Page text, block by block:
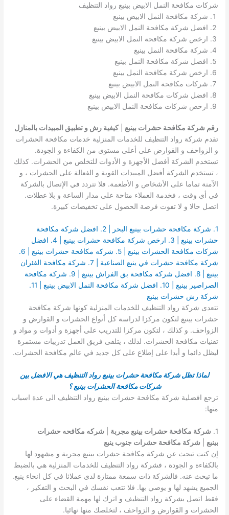
شركات مكافحة النمل الابيض بينبع رواد التنظيف
شركة مكافحة النمل الابيض بينبع
افضل شركة مكافحة النمل الابيض بينبع
ارخص شركة مكافحة النمل الابيض بينبع
شركة مكافحة النمل بينبع
افضل شركة مكافحة النمل بينبع
ارخص شركة مكافحة النمل بينبع
شركات مكافحة النمل الابيض بينبع
افضل شركات مكافحة النمل الابيض بينبع
ارخص شركات مكافحة النمل الابيض بينبع
رقم شركة مكافحة حشرات بينبع |كيفية رش و تطبيق المبيدات بالمنازل
تقدم شركة رواد التنظيف للخدمات المنزلية خدمات مكافحة الحشرات
و الزواحف و القوارض على أعلى مستوى من الكفاءة و الجودة.
تستخدم الشركة أفضل الأجهزة و الأدوات للتخلص من الحشرات. كذلك
، تستخدم الشركة أفضل المبيدات القوية و الفعالة على الحشرات ، و
الآمنة تماما على الأشخاص و الأطعمة. فلا تتردد في الإتصال بالشركة
في أي وقت ، فخدمة العملاء متاحة على مدار الساعة و بلا عطلات.
اتصل حالا و لا تفوت فرصة الحصول على تخفيضات كبيرة.
1. شركة مكافحة حشرات بينبع البحر | 2. افضل شركة مكافحة
حشرات بينبع | 3. ارخص شركة مكافحة حشرات بينبع | 4. افضل
شركات مكافحة الحشرات بينبع | 5. شركه مكافحة حشرات بينبع | 6.
شركة مكافحة حشرات في ينبع الصناعية | 7. شركة مكافحة الفئران
بينبع | 8. افضل شركة مكافحة بق الفراش بينبع | 9. شركة مكافحة
الصراصير بينبع | 10. افضل شركة مكافحة النمل الابيض بينبع | 11.
شركة رش حشرات بينبع
تتعدى شركة رواد التنظيف للخدمات المنزلية كونها شركة مكافحة
حشرات بينبع لتكون مركزا لدراسة كل أنواع الحشرات و القوارض و
الزواحف. و كذلك ، لتكون مركزا للتدريب على أجهزة و أدوات و مواد و
تقنيات مكافحة الحشرات. لذلك ، يتلقى فريق العمل تدريبات مستمرة
ليظل دائما و أبدا على إطلاع على كل جديد في عالم مكافحة الحشرات.
لماذا تظل شركة مكافحة حشرات بينبع رواد التنظيف هي الافضل بين
شركات مكافحة الحشرات بينبع ؟
ترجع افضلية شركة مكافحة حشرات بينبع رواد التنظيف الى عدة اسباب
منها:
1. شركة مكافحة حشرات بينبع مجربة
شركه مكافحه حشرات
بينبع
شركة مكافحة حشرات جنوب ينبع
إن كنت تبحث عن شركة مكافحة حشرات بينبع مجربة و مشهود لها
بالكفاءة و الجودة ، فشركة رواد التنظيف للخدمات المنزلية هي بالضبط
ما تبحث عنه. فالشركة ذات سمعة ممتازة لدى عملائا في كل انحاء ينبع.
الجميع يشهد لها و يوصي بها. فلا تتعب نفسك في البحث و التفكير ،
فقط اتصل بشركة رواد التنظيف و اترك لها مهمة القضاء على
الحشرات و القوارض و الزواحف ، لتخلصك منها نهائيا.